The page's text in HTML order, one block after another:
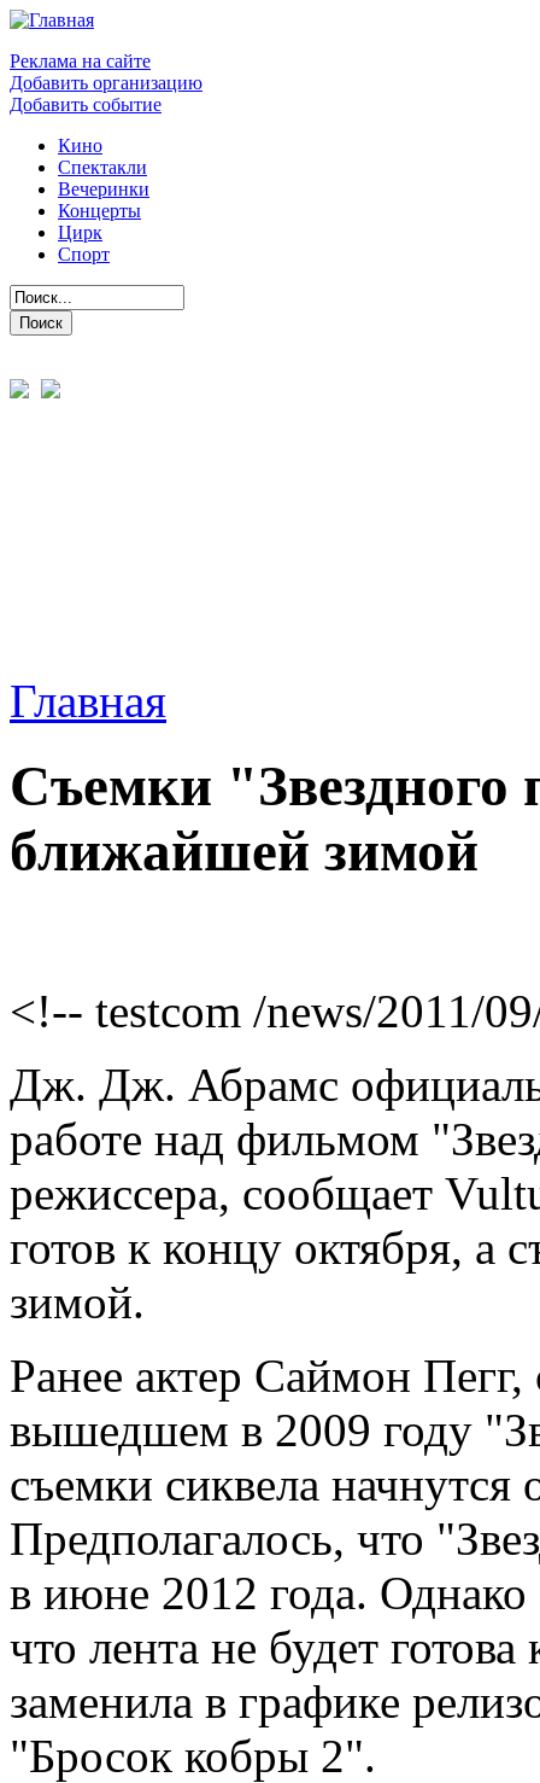
Реклама на сайте
Добавить организацию
Добавить событие
Кино
Спектакли
Вечеринки
Концерты
Цирк
Спорт
Главная
Съемки "Звездного
ближайшей зимой
<!-- testcom /news/2011/
Дж. Дж. Абрамс
работе над фильмом
режиссера, сообщает
готов к концу октября, а
зимой.
Ранее актер Саймон
вышедшем в 2009 году
съемки сиквела начнутся
Предполагалось, что
в июне 2012 года. Однако
что лента не будет
заменила в графике
"Бросок кобры 2".